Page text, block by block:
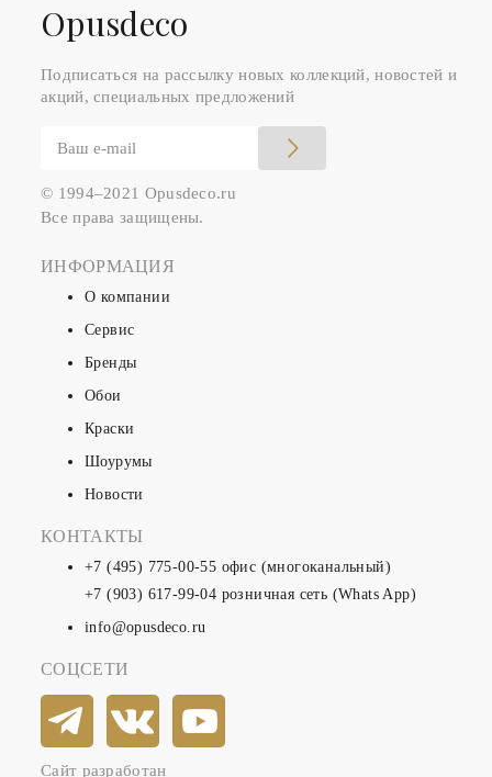
Оpusdeco
Подписаться на рассылку новых коллекций, новостей и
акций, специальных предложений
© 1994–2021 Opusdeco.ru
Все права защищены.
ИНФОРМАЦИЯ
О компании
Сервис
Бренды
Обои
Краски
Шоурумы
Новости
КОНТАКТЫ
+7 (495) 775-00-55 офис (многоканальный)
+7 (903) 617-99-04 розничная сеть (Whats App)
info@opusdeco.ru
СОЦСЕТИ
Сайт разработан